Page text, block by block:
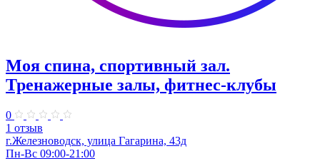
Моя спина, спортивный зал.
Тренажерные залы, фитнес-клубы
0
1 отзыв
г.Железноводск, улица Гагарина, 43д
Пн-Вс 09:00-21:00